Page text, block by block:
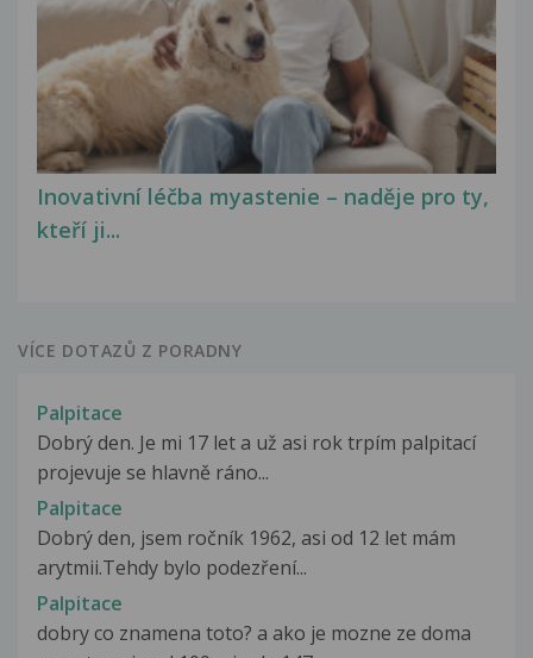
Inovativní léčba myastenie – naděje pro ty,
kteří ji...
VÍCE DOTAZŮ Z PORADNY
Palpitace
Dobrý den. Je mi 17 let a už asi rok trpím palpitací
projevuje se hlavně ráno...
Palpitace
Dobrý den, jsem ročník 1962, asi od 12 let mám
arytmii.Tehdy bylo podezření...
Palpitace
dobry co znamena toto? a ako je mozne ze doma